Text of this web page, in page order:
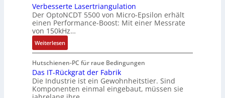
3
f
ü
r
s
i
c
h
e
r
a
n
e
n
t
i
k
i
n
F
n
c
C
N
C
l
i
o
n
e
n
A
r
b
e
t
i
o
n
e
x
p
a
n
d
s
e
i
n
g
a
n
g
i
m
r
k
t
s
t
a
r
t
f
ü
Verbesserte Lasertriangulation
Der OptoNCDT 5500 von Micro-Epsilon erhält
einen Performance-Boost: Mit einer Messrate
von 150kHz…
Weiterlesen:
V
e
r
b
e
Hutschienen-PC für raue Bedingungen
Das IT-Rückgrat der Fabrik
Die Industrie ist ein Gewohnheitstier. Sind
Komponenten einmal eingebaut, müssen sie